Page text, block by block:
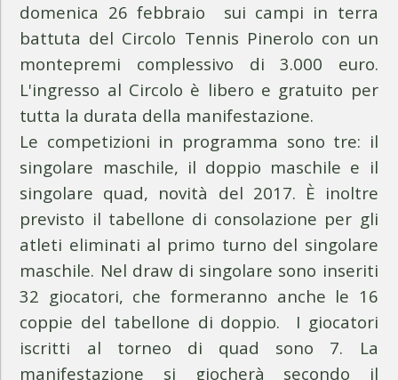
domenica 26 febbraio sui campi in terra
battuta del Circolo Tennis Pinerolo con un
montepremi complessivo di 3.000 euro.
L'ingresso al Circolo è libero e gratuito per
tutta la durata della manifestazione.
Le competizioni in programma sono tre: il
singolare maschile, il doppio maschile e il
singolare quad, novità del 2017. È inoltre
previsto il tabellone di consolazione per gli
atleti eliminati al primo turno del singolare
maschile. Nel draw di singolare sono inseriti
32 giocatori, che formeranno anche le 16
coppie del tabellone di doppio. I giocatori
iscritti al torneo di quad sono 7. La
manifestazione si giocherà secondo il